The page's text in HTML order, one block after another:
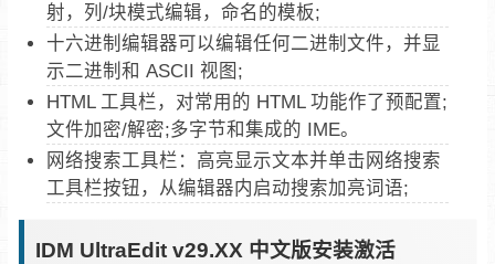
射，列/块模式编辑，命名的模板;
十六进制编辑器可以编辑任何二进制文件，并显
示二进制和 ASCII 视图;
HTML 工具栏，对常用的 HTML 功能作了预配置;
文件加密/解密;多字节和集成的 IME。
网络搜索工具栏：高亮显示文本并单击网络搜索
工具栏按钮，从编辑器内启动搜索加亮词语;
IDM UltraEdit v29.XX 中文版安装激活